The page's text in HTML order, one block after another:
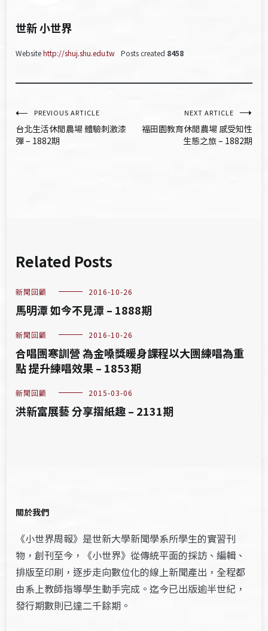
世新 小世界
Websitehttp://shuj.shu.edu.tw Posts created 8458
文
章
PREVIOUS ARTICLE
台北生活休閒農場 體驗刺激漆
彈 – 1882期
NEXT ARTICLE
福田園教育休閒農場 感受知性
生態之旅 – 1882期
Related Posts
新聞回顧 2016-10-26
馬明潭 如今不見潭 – 1888期
新聞回顧 2016-10-26
合唱團寒訓營 為金嗓獎暖身課程以大團練唱為重
點 提升練唱效果 – 1853期
新聞回顧 2015-03-06
洪新富展藝 分享摺紙趣 – 2131期
關於我們
《小世界周報》是世新大學新聞學系所學生的實習刊
物，創刊至今，《小世界》從傳統平面的採訪、編輯、
排版至印刷，逐步走向數位化的線上新聞產出，全程都
由系上教師指導學生動手完成。迄今已出版逾半世紀，
發行期數則已達二千餘期。